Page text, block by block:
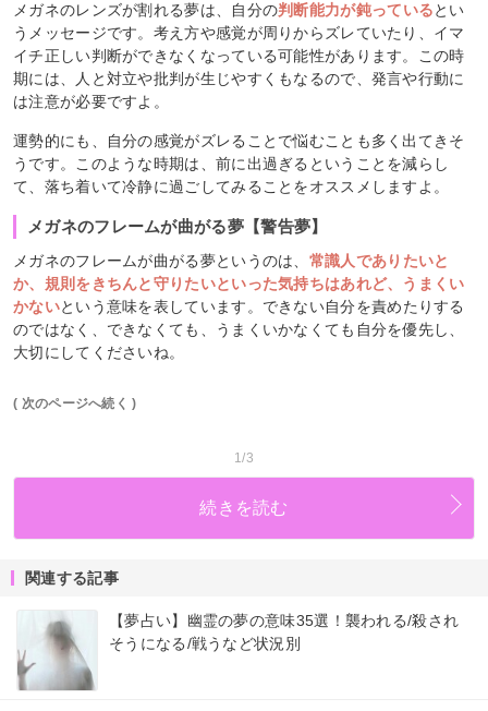
メガネのレンズが割れる夢は、自分の判断能力が鈍っているとい
うメッセージです。考え方や感覚が周りからズレていたり、イマ
イチ正しい判断ができなくなっている可能性があります。この時
期には、人と対立や批判が生じやすくもなるので、発言や行動に
は注意が必要ですよ。
運勢的にも、自分の感覚がズレることで悩むことも多く出てきそ
うです。このような時期は、前に出過ぎるということを減らし
て、落ち着いて冷静に過ごしてみることをオススメしますよ。
メガネのフレームが曲がる夢【警告夢】
メガネのフレームが曲がる夢というのは、 常識人でありたいと
か、規則をきちんと守りたいといった気持ちはあれど、うまくい
かないという意味を表しています。できない自分を責めたりする
のではなく、できなくても、うまくいかなくても自分を優先し、
大切にしてくださいね。
( 次のページへ続く )
1/3
続きを読む
関連する記事
【夢占い】幽霊の夢の意味35選！襲われる/殺され
そうになる/戦うなど状況別